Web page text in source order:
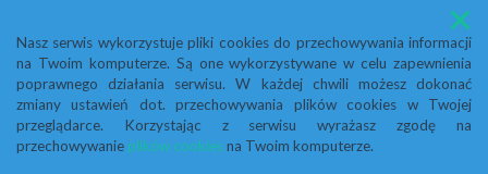
Nasz serwis wykorzystuje pliki cookies do przechowywania informacji
na Twoim komputerze. Są one wykorzystywane w celu zapewnienia
poprawnego działania serwisu. W każdej chwili możesz dokonać
zmiany ustawień dot. przechowywania plików cookies w Twojej
przeglądarce. Korzystając z serwisu wyrażasz zgodę na
przechowywanie plików cookiesna Twoim komputerze.
Menu
Biuletyn Informacji
Publicznej Urząd Gminy